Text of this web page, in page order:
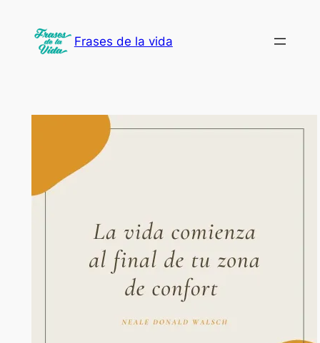
contenido
Frases de la vida